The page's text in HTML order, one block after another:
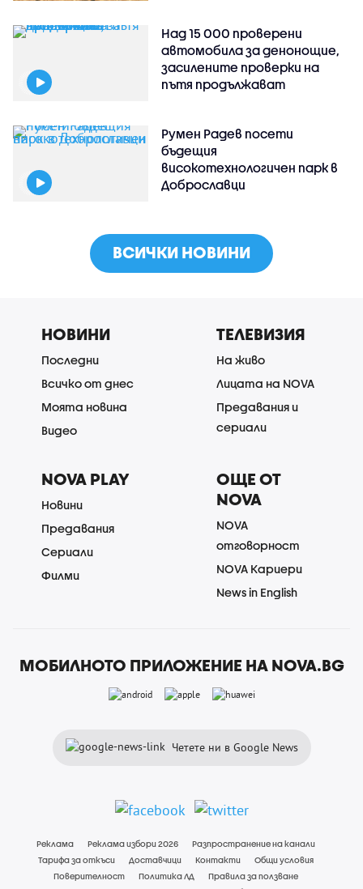
Над 15 000 проверени
автомобила за денонощие,
засилените проверки на
пътя продължават
Румен Радев посети
бъдещия
високотехнологичен парк в
Доброславци
ВСИЧКИ НОВИНИ
НОВИНИ
Последни
Всичко от днес
Моята новина
Видео
ТЕЛЕВИЗИЯ
На живо
Лицата на NOVA
Предавания и
сериали
NOVA PLAY
Новини
Предавания
Сериали
Филми
ОЩЕ ОТ
NOVA
NOVA
отговорност
NOVA Кариери
News in English
МОБИЛНОТО ПРИЛОЖЕНИЕ НА NOVA.BG
Четете ни в Google News
Реклама Реклама избори 2026
Разпространение на канали
Тарифа за откъси
Доставчици Контакти
Общи условия
Поверителност
Политика ЛД
Правила за ползване